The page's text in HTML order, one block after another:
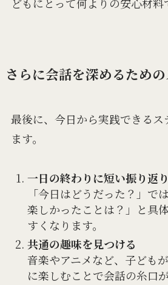
どもにとって何よりの安心材料
さらに会話を深めるため
最後に、今日から実践できるス
ます。
一日の終わりに短い振り返
「今日はどうだった？」で
楽しかったことは？」と具
すくなります。
共通の趣味を見つける
音楽やアニメなど、子ども
に楽しむことで会話の糸口が